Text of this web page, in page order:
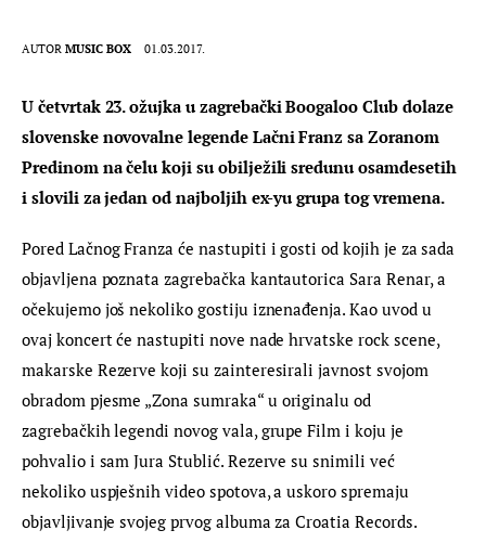
AUTOR MUSIC BOX 01.03.2017.
U četvrtak 23. ožujka u zagrebački Boogaloo Club dolaze
slovenske novovalne legende Lačni Franz sa Zoranom
Predinom na čelu koji su obilježili sredunu osamdesetih
i slovili za jedan od najboljih ex-yu grupa tog vremena.
Pored Lačnog Franza će nastupiti i gosti od kojih je za sada
objavljena poznata zagrebačka kantautorica Sara Renar, a
očekujemo još nekoliko gostiju iznenađenja. Kao uvod u
ovaj koncert će nastupiti nove nade hrvatske rock scene,
makarske Rezerve koji su zainteresirali javnost svojom
obradom pjesme „Zona sumraka“ u originalu od
zagrebačkih legendi novog vala, grupe Film i koju je
pohvalio i sam Jura Stublić. Rezerve su snimili već
nekoliko uspješnih video spotova, a uskoro spremaju
objavljivanje svojeg prvog albuma za Croatia Records.